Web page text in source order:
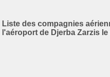
Liste des compagnies
l'aéroport de Djerba Zarzis